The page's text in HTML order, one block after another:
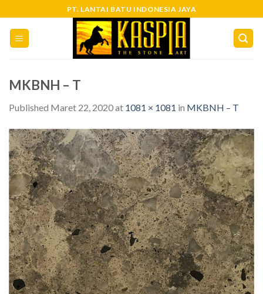
content
PT. LANTAI BATU INDONESIA JAYA
MKBNH – T
Published Maret 22, 2020at 1081 × 1081 in MKBNH – T